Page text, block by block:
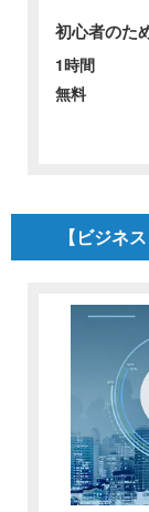
初心者のた
1時間
無料
【ビジネ